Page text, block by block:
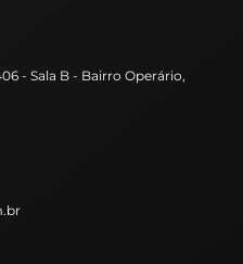
- Sala B - Bairro Operário,